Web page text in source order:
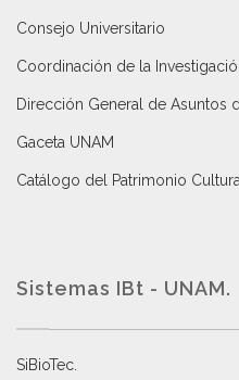
Consejo Universitario
Coordinación de la
Dirección General de Asuntos
Gaceta UNAM
Catálogo del Patrimonio
Sistemas IBt - UNAM.
SiBioTec